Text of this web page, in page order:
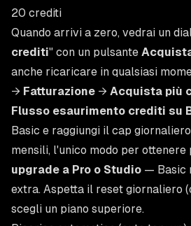
20 crediti
Quando arrivi a zero, vedrai un
crediti" con un pulsante
anche ricaricare in qualsiasi
→ Fatturazione → Acquista più
Flusso esaurimento crediti su
Basic e raggiungi il cap
mensili, l'unico modo per ottenere
upgrade a Pro o Studio — Basic
extra. Aspetta il reset giornaliero
scegli un piano superiore.